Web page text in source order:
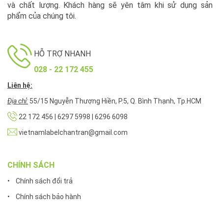
và chất lượng. Khách hàng sẽ yên tâm khi sử dụng sản
phẩm của chúng tôi.
HỖ TRỢ NHANH
028 - 22 172 455
Liên hệ:
Địa chỉ: 55/15 Nguyễn Thượng Hiền, P.5, Q. Bình Thạnh, Tp.HCM
22 172 456 | 6297 5998 | 6296 6098
vietnamlabelchantran@gmail.com
CHÍNH SÁCH
• Chính sách đổi trả
• Chính sách bảo hành